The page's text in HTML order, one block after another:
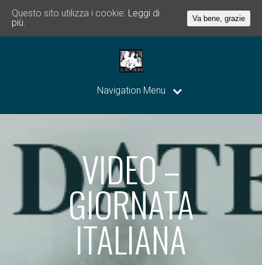
Navigation Menu
VIDEO –
GIORNATA
ITALIANA
Questo sito utilizza i cookie: Leggi di
più.
Va bene, grazie